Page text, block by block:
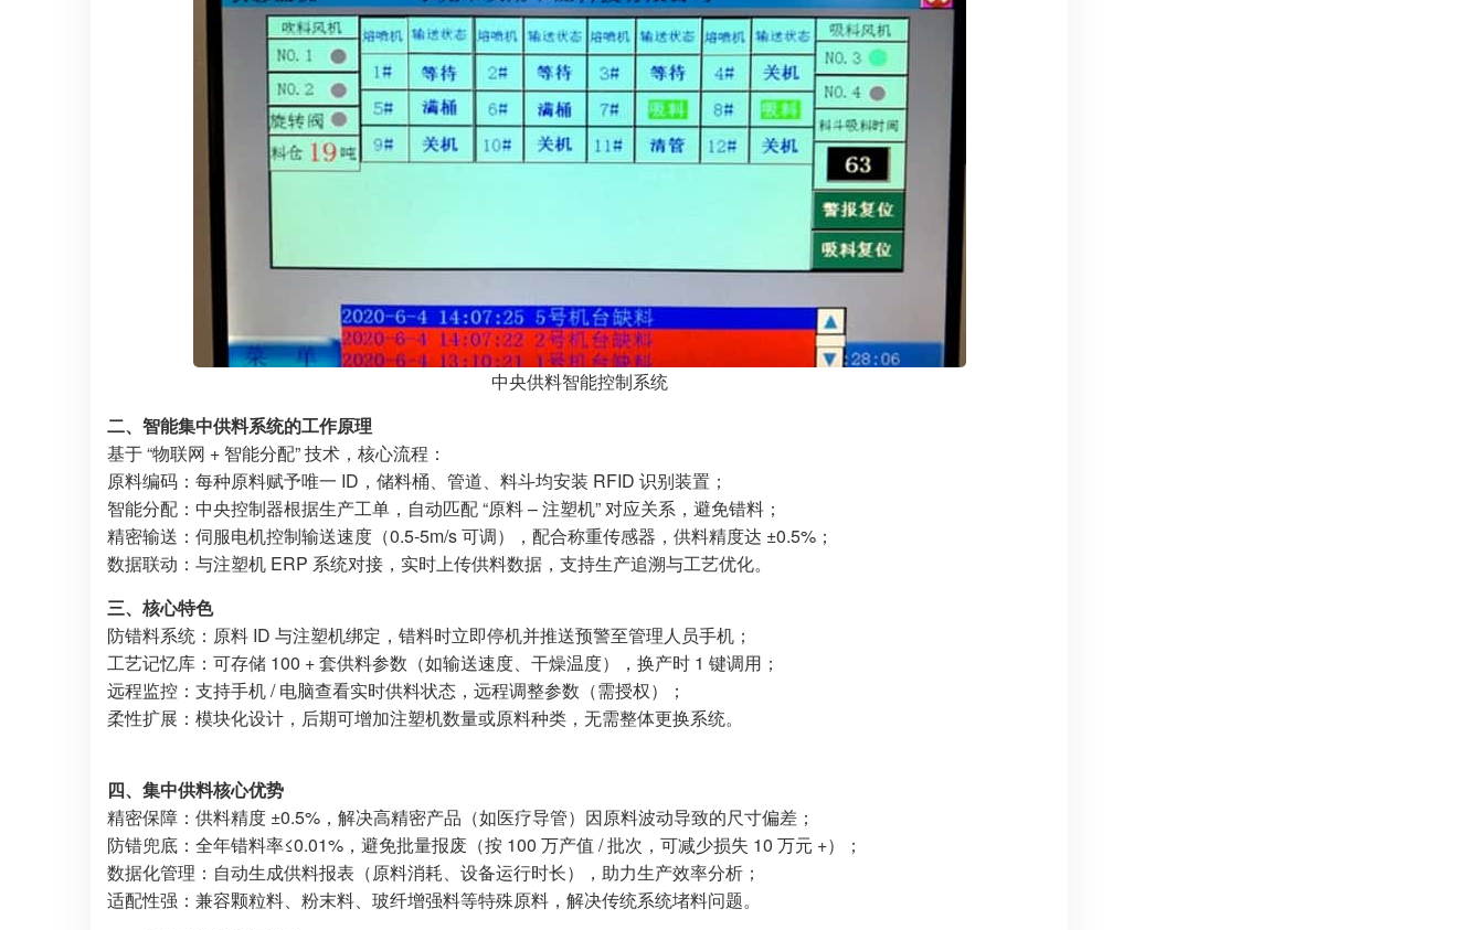
中央供料智能控制系统
二、智能集中供料系统的工作原理
基于 “物联网 + 智能分配” 技术，核心流程：
原料编码：每种原料赋予唯一 ID，储料桶、管道、料斗均安装 RFID 识别装置；
智能分配：中央控制器根据生产工单，自动匹配 “原料 – 注塑机” 对应关系，避免错料；
精密输送：伺服电机控制输送速度（0.5-5m/s 可调），配合称重传感器，供料精度达 ±0.5%；
数据联动：与注塑机 ERP 系统对接，实时上传供料数据，支持生产追溯与工艺优化。
三、核心特色
防错料系统：原料 ID 与注塑机绑定，错料时立即停机并推送预警至管理人员手机；
工艺记忆库：可存储 100 + 套供料参数（如输送速度、干燥温度），换产时 1 键调用；
远程监控：支持手机 / 电脑查看实时供料状态，远程调整参数（需授权）；
柔性扩展：模块化设计，后期可增加注塑机数量或原料种类，无需整体更换系统。
四、集中供料核心优势
精密保障：供料精度 ±0.5%，解决高精密产品（如医疗导管）因原料波动导致的尺寸偏差；
防错兜底：全年错料率≤0.01%，避免批量报废（按 100 万产值 / 批次，可减少损失 10 万元 +）；
数据化管理：自动生成供料报表（原料消耗、设备运行时长），助力生产效率分析；
适配性强：兼容颗粒料、粉末料、玻纤增强料等特殊原料，解决传统系统堵料问题。